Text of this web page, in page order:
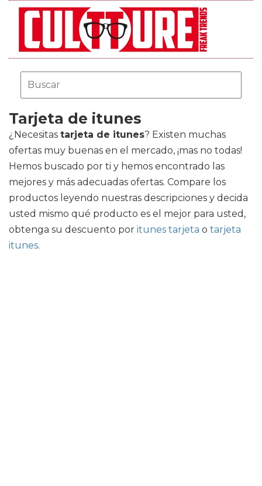
Tarjeta de itunes
¿Necesitas tarjeta de itunes? Existen muchas
ofertas muy buenas en el mercado, ¡mas no todas!
Hemos buscado por ti y hemos encontrado las
mejores y más adecuadas ofertas. Compare los
productos leyendo nuestras descripciones y decida
usted mismo qué producto es el mejor para usted,
obtenga su descuento por itunes tarjeta o tarjeta
itunes.